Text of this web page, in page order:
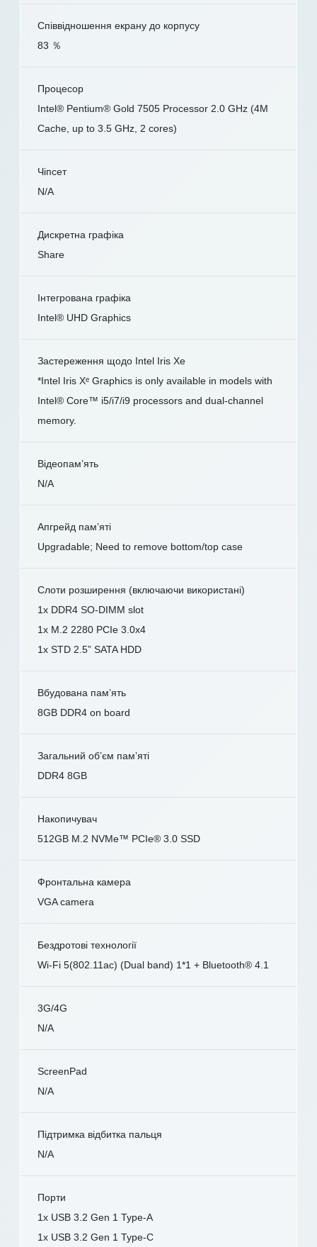
Співвідношення екрану до корпусу
83 ％
Процесор
Intel® Pentium® Gold 7505 Processor 2.0 GHz (4M
Cache, up to 3.5 GHz, 2 cores)
Чіпсет
N/A
Дискретна графіка
Share
Інтегрована графіка
Intel® UHD Graphics
Застереження щодо Intel Iris Xe
*Intel Iris Xᵉ Graphics is only available in models with
Intel® Core™ i5/i7/i9 processors and dual-channel
memory.
Відеопам’ять
N/A
Апгрейд пам’яті
Upgradable; Need to remove bottom/top case
Слоти розширення (включаючи використані)
1x DDR4 SO-DIMM slot
1x M.2 2280 PCIe 3.0x4
1x STD 2.5” SATA HDD
Вбудована пам’ять
8GB DDR4 on board
Загальний об’єм пам’яті
DDR4 8GB
Накопичувач
512GB M.2 NVMe™ PCIe® 3.0 SSD
Фронтальна камера
VGA camera
Бездротові технології
Wi-Fi 5(802.11ac) (Dual band) 1*1 + Bluetooth® 4.1
3G/4G
N/A
ScreenPad
N/A
Підтримка відбитка пальця
N/A
Порти
1x USB 3.2 Gen 1 Type-A
1x USB 3.2 Gen 1 Type-C